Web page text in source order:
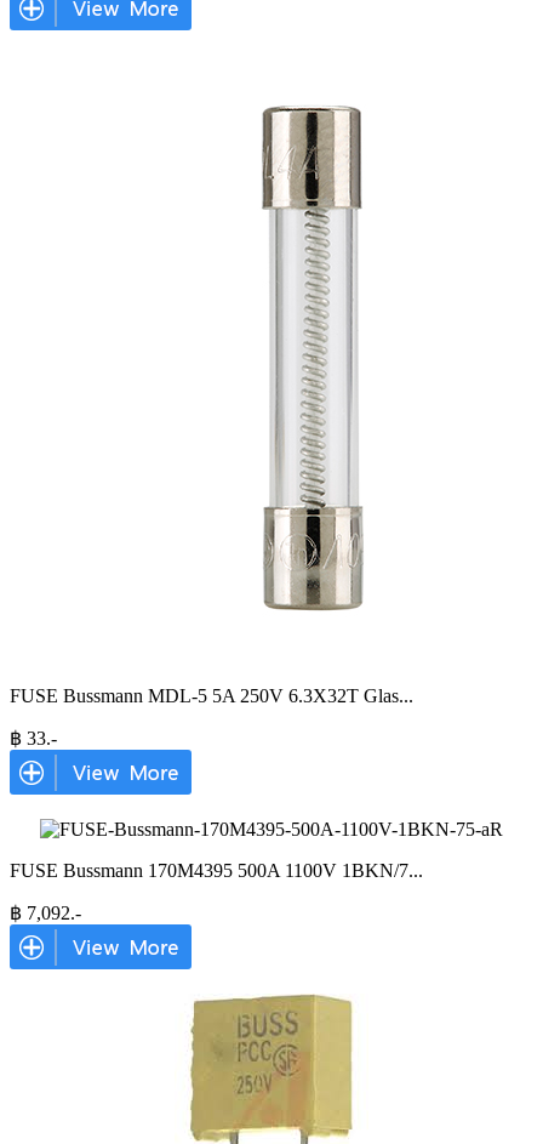
FUSE Bussmann MDL-5 5A 250V 6.3X32T Glas...
฿ 33.-
FUSE Bussmann 170M4395 500A 1100V 1BKN/7...
฿ 7,092.-